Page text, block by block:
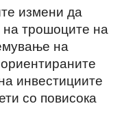
измени да
трошоците на
на
инвестициите
со повисока